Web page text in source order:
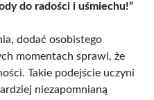
do radości i uśmiechu!”
dodać osobistego
momentach sprawi, że
Takie podejście uczyni
niezapomnianą